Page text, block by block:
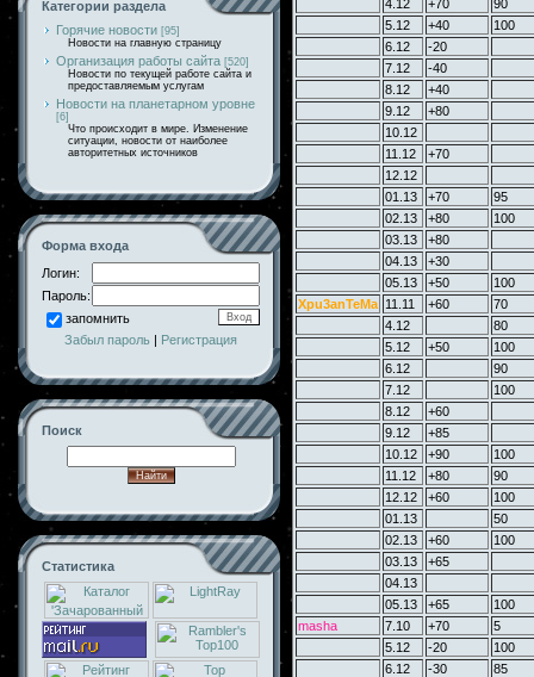
Категории раздела
Горячие новости [95]
Новости на главную страницу
Организация работы сайта [520]
Новости по текущей работе сайта и
предоставляемым услугам
Новости на планетарном уровне
[6]
Что происходит в мире. Изменение
ситуации, новости от наиболее
авторитетных источников
Форма входа
Логин:
Пароль:
запомнить
Забыл пароль | Регистрация
Поиск
Статистика
4.12
+70
90
5.12
+40
100
6.12
-20
7.12
-40
8.12
+40
9.12
+80
10.12
11.12
+70
12.12
01.13
+70
95
02.13
+80
100
03.13
+80
04.13
+30
05.13
+50
100
Xpu3anTeMa 11.11 +60
70
4.12
80
5.12
+50
100
6.12
90
7.12
100
8.12
+60
9.12
+85
10.12
+90
100
11.12
+80
90
12.12
+60
100
01.13
50
02.13
+60
100
03.13
+65
04.13
05.13
+65
100
masha
7.10 +70
5
5.12
-20
100
6.12
-30 85